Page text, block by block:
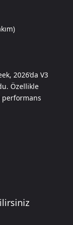
2026’da V3
Özellikle
performans